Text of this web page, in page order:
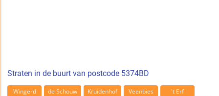
Straten in de buurt van postcode 5374BD
Wingerd de Schouw Kruidenhof Veenbies
't Erf